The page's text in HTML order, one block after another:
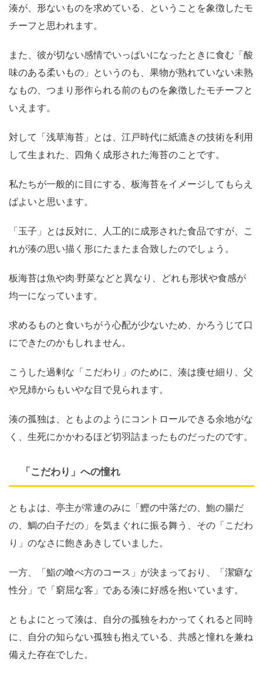
湊が、形ないものを求めている、ということを象徴したモ
チーフと思われます。
また、彼が切ない感情でいっぱいになったときに食む「酸
味のある柔いもの」というのも、果物が熟れていない未熟
なもの、つまり形作られる前のものを象徴したモチーフと
いえます。
対して「浅草海苔」とは、江戸時代に紙漉きの技術を利用
して生まれた、四角く成形された海苔のことです。
私たちが一般的に目にする、板海苔をイメージしてもらえ
ばよいと思います。
「玉子」とは反対に、人工的に成形された食品ですが、こ
れが湊の思い描く形にたまたま合致したのでしょう。
板海苔は魚や肉·野菜などと異なり、どれも形状や食感が
均一になっています。
求めるものと食いちがう心配が少ないため、かろうじて口
にできたのかもしれません。
こうした過剰な「こだわり」のために、湊は痩せ細り、父
や兄姉からもいやな目で見られます。
湊の孤独は、ともよのようにコントロールできる余地がな
く、生死にかかわるほど切羽詰まったものだったのです。
「こだわり」への憧れ
ともよは、亭主が常連のみに「鰹の中落だの、鮑の腸だ
の、鯛の白子だの」を気まぐれに振る舞う、その「こだわ
り」のなさに飽きあきしていました。
一方、「鮨の喰べ方のコース」が決まっており、「潔癖な
性分」で「窮屈な客」である湊に好感を抱いています。
ともよにとって湊は、自分の孤独をわかってくれると同時
に、自分の知らない孤独も抱えている、共感と憧れを兼ね
備えた存在でした。